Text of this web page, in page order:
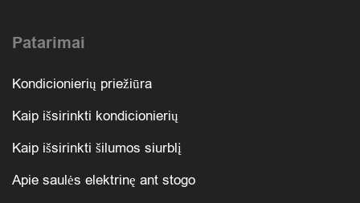
Patarimai
Kondicionierių priežiūra
Kaip išsirinkti kondicionierių
Kaip išsirinkti šilumos siurblį
Apie saulės elektrinę ant stogo